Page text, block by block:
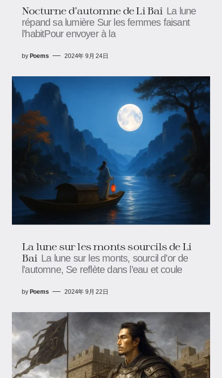
Nocturne d’automne de Li Bai La lune
répand sa lumière Sur les femmes faisant
l’habitPour envoyer à la
by Poems 2024年 9月 24日
La lune sur les monts sourcils de Li
Bai La lune sur les monts, sourcil d’or de
l’automne, Se reflète dans l’eau et coule
by Poems 2024年 9月 22日